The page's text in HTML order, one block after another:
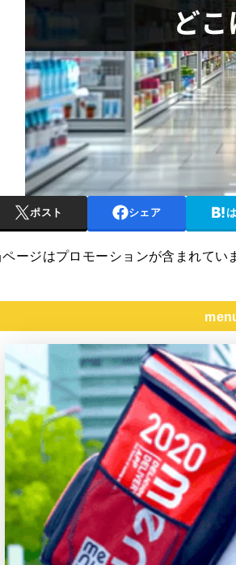
ポスト シェア
ページはプロモーションが含まれてい